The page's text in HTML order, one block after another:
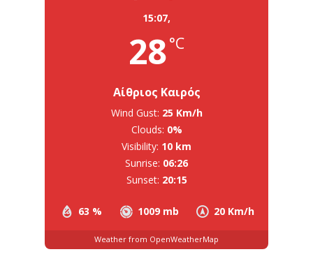
15:07,
28°C
Αίθριος Καιρός
63 % 1009 mb 20 Km/h
Wind Gust: 25 Km/h
Clouds: 0%
Visibility: 10 km
Sunrise: 06:26
Sunset: 20:15
Weather from OpenWeatherMap